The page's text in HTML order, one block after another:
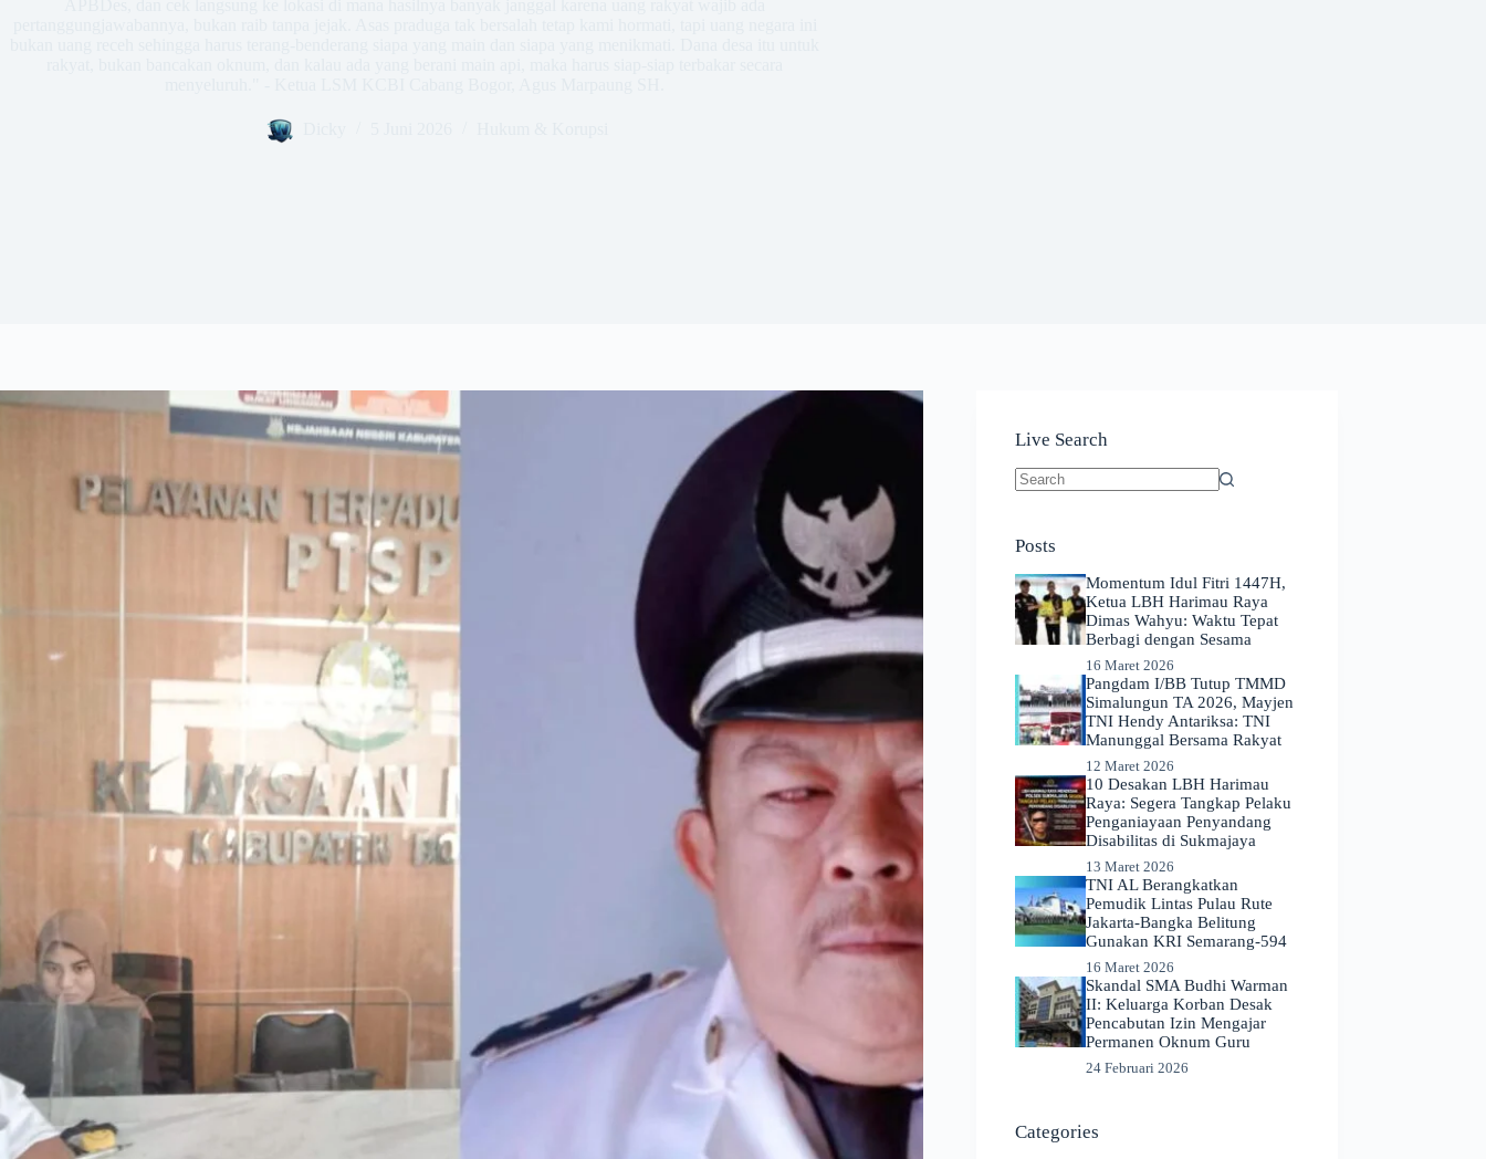
Live Search
Posts
Momentum Idul Fitri 1447H,
Ketua LBH Harimau Raya
Dimas Wahyu: Waktu Tepat
Berbagi dengan Sesama
16 Maret 2026
Pangdam I/BB Tutup TMMD
Simalungun TA 2026, Mayjen
TNI Hendy Antariksa: TNI
Manunggal Bersama Rakyat
12 Maret 2026
​10 Desakan LBH Harimau
Raya: Segera Tangkap Pelaku
Penganiayaan Penyandang
Disabilitas di Sukmajaya
13 Maret 2026
TNI AL Berangkatkan
Pemudik Lintas Pulau Rute
Jakarta-Bangka Belitung
Gunakan KRI Semarang-594
16 Maret 2026
Skandal SMA Budhi Warman
II: Keluarga Korban Desak
Pencabutan Izin Mengajar
Permanen Oknum Guru
24 Februari 2026
Categories